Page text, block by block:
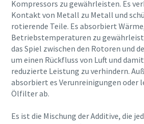
10 Schritte hin zu einer
und effizienteren Produktion
CO2-Reduzierung für eine
– alles, was Sie wissen müssen
Erfahren Sie mehr
Kompressors zu gewährleisten. Es
Kontakt von Metall zu Metall und
rotierende Teile. Es absorbiert
Betriebstemperaturen zu
das Spiel zwischen den Rotoren und
um einen Rückfluss von Luft und
reduzierte Leistung zu verhindern.
absorbiert es Verunreinigungen oder
Ölfilter ab.
Es ist die Mischung der Additive, die